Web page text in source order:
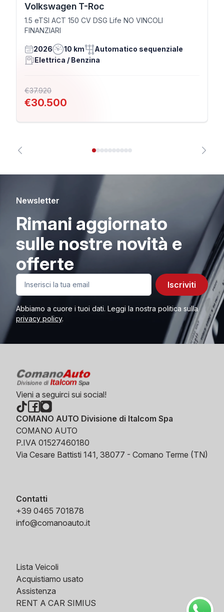
Volkswagen T-Roc
1.5 eTSI ACT 150 CV DSG Life NO VINCOLI
FINANZIARI
2026 10 km
Automatico sequenziale
Elettrica / Benzina
€37.920
€30.500
Newsletter
Rimani aggiornato
sulle nostre novità e
offerte
Iscriviti
Abbiamo a cuore i tuoi dati. Leggi la nostra politica sulla
privacy policy.
Vieni a seguirci sui social!
COMANO AUTO Divisione di Italcom Spa
COMANO AUTO
P.IVA 01527460180
Via Cesare Battisti 141, 38077 - Comano Terme (TN)
Contatti
+39 0465 701878
info@comanoauto.it
Lista Veicoli
Acquistiamo usato
Assistenza
RENT A CAR SIMIUS